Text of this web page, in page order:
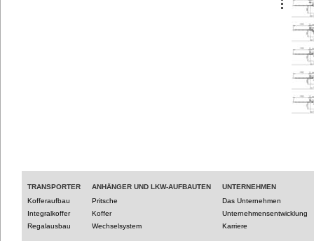
TRANSPORTER
Kofferaufbau
Integralkoffer
Regalausbau
ANHÄNGER UND LKW-AUFBAUTEN
Pritsche
Koffer
Wechselsystem
UNTERNEHMEN
Das Unternehmen
Unternehmensentwicklung
Karriere